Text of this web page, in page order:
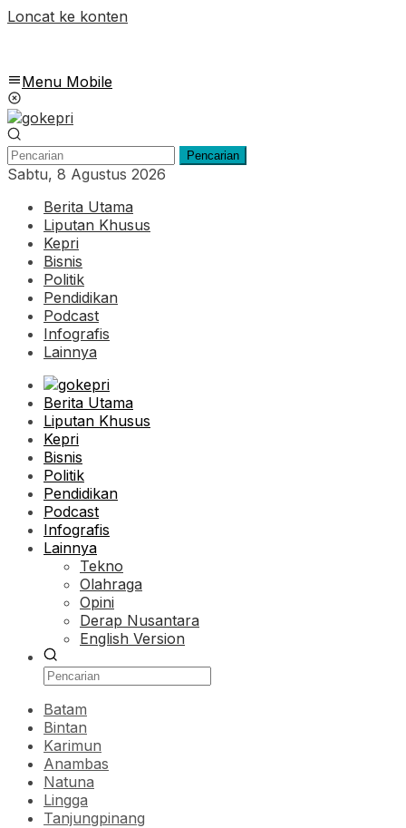
Loncat ke konten
Menu Mobile
Pencarian
Sabtu, 8 Agustus 2026
Berita Utama
Liputan Khusus
Kepri
Bisnis
Politik
Pendidikan
Podcast
Infografis
Lainnya
Berita Utama
Liputan Khusus
Kepri
Bisnis
Politik
Pendidikan
Podcast
Infografis
Lainnya
Tekno
Olahraga
Opini
Derap Nusantara
English Version
Batam
Bintan
Karimun
Anambas
Natuna
Lingga
Tanjungpinang